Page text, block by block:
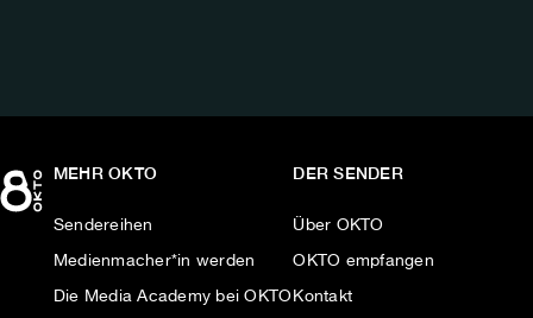
MEHR OKTO
Sendereihen
Medienmacher*in werden
Die Media Academy bei OKTO
DER SENDER
Über OKTO
OKTO empfangen
Kontakt